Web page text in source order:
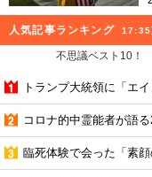
人気記事ランキング 17:35
不思議ベスト10！
トランプ大統領に「エ
コロナ的中霊能者が語
臨死体験で会った「素顔